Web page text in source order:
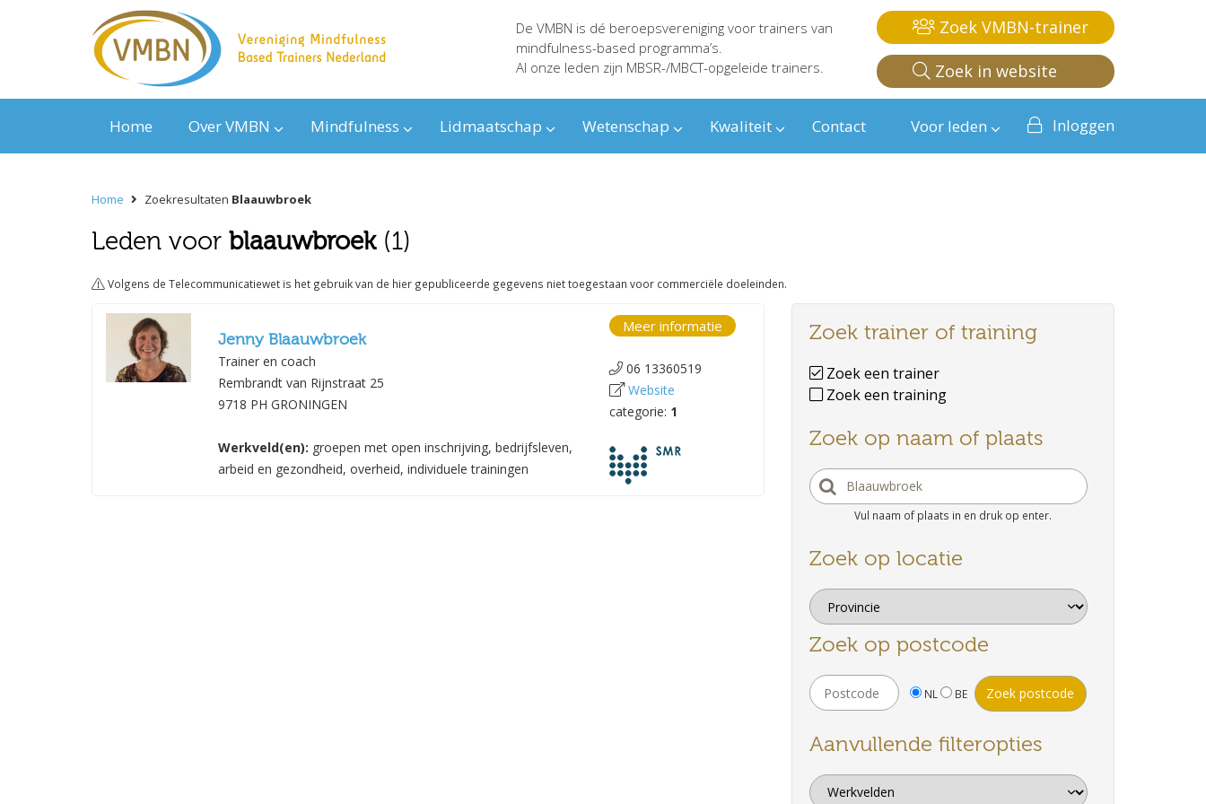
De VMBN is dé beroepsvereniging voor trainers van
mindfulness-based programma’s.
Al onze leden zijn MBSR-/MBCT-opgeleide trainers.
Zoek VMBN-trainer
Zoek in website
Home Over VMBN Mindfulness Lidmaatschap Wetenschap Kwaliteit Contact Voor leden Inloggen
Home Zoekresultaten Blaauwbroek
Leden voor blaauwbroek(1)
Volgens de Telecommunicatiewet is het gebruik van de hier gepubliceerde gegevens niet toegestaan voor commerciële doeleinden.
Zoek trainer of training
Zoek een trainer
Zoek een training
Zoek op naam of plaats
Vul naam of plaats in en druk op enter.
Zoek op locatie
Zoek op postcode
NL BE
Aanvullende filteropties
Jenny Blaauwbroek
Trainer en coach
Rembrandt van Rijnstraat 25
9718 PH GRONINGEN
Werkveld(en): groepen met open inschrijving, bedrijfsleven,
arbeid en gezondheid, overheid, individuele trainingen
Meer informatie
06 13360519
Website
categorie: 1